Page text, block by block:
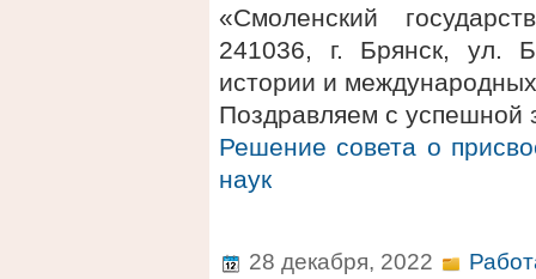
«Смоленский
241036, г. Брянск, ул.
истории и
Поздравляем с успешной
Решение совета о
наук
28 декабря, 2022